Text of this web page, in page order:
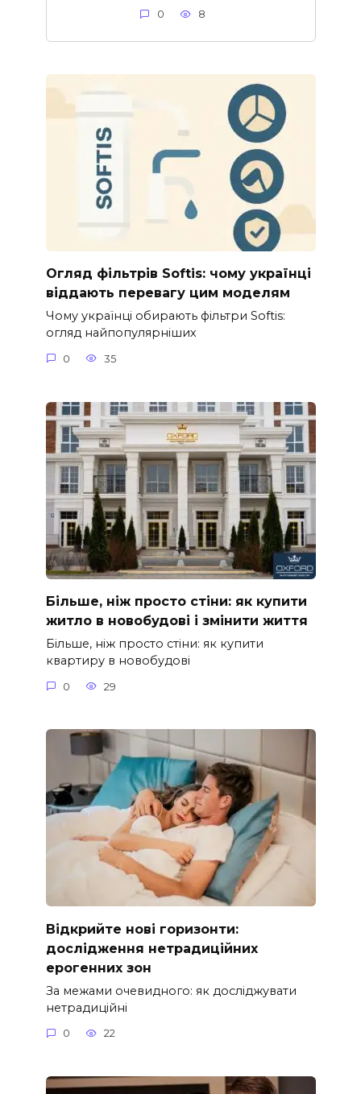
0 8
Огляд фільтрів Softis: чому українці
віддають перевагу цим моделям
Чому українці обирають фільтри Softis:
огляд найпопулярніших
0 35
Більше, ніж просто стіни: як купити
житло в новобудові і змінити життя
Більше, ніж просто стіни: як купити
квартиру в новобудові
0 29
Відкрийте нові горизонти:
дослідження нетрадиційних
ерогенних зон
За межами очевидного: як досліджувати
нетрадиційні
0 22